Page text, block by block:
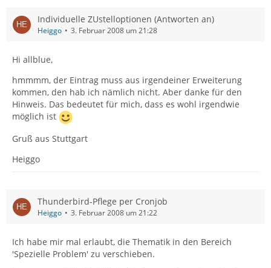
Individuelle ZUstelloptionen (Antworten an)
Heiggo 3. Februar 2008 um 21:28
Hi allblue,
hmmmm, der Eintrag muss aus irgendeiner Erweiterung
kommen, den hab ich nämlich nicht. Aber danke für den
Hinweis. Das bedeutet für mich, dass es wohl irgendwie
möglich ist
Gruß aus Stuttgart
Heiggo
Thunderbird-Pflege per Cronjob
Heiggo 3. Februar 2008 um 21:22
Ich habe mir mal erlaubt, die Thematik in den Bereich
'Spezielle Problem' zu verschieben.